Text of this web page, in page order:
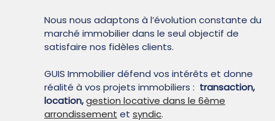
Nous nous adaptons à l’évolution constante du
marché immobilier dans le seul objectif de
satisfaire nos fidèles clients.
GUIS Immobilier défend vos intérêts et donne
réalité à vos projets immobiliers : transaction,
location,gestion locative dans le 6ème
arrondissement et syndic.